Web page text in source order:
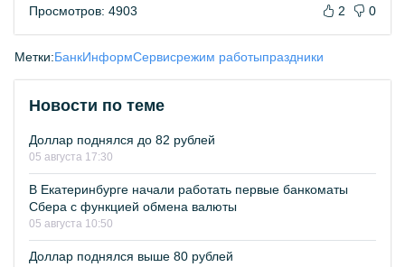
Просмотров: 4903 2 0
Метки:БанкИнформСервисрежим работыпраздники
Новости по теме
Доллар поднялся до 82 рублей
05 августа 17:30
В Екатеринбурге начали работать первые банкоматы
Сбера с функцией обмена валюты
05 августа 10:50
Доллар поднялся выше 80 рублей